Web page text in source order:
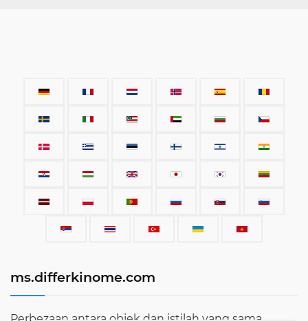
ms.differkinome.com
Perbezaan antara objek dan istilah yang sama.